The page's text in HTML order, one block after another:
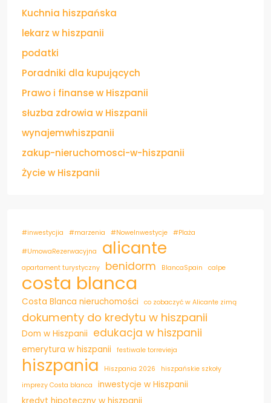
Kuchnia hiszpańska
lekarz w hiszpanii
podatki
Poradniki dla kupujących
Prawo i finanse w Hiszpanii
słuzba zdrowia w Hiszpanii
wynajemwhiszpanii
zakup-nieruchomosci-w-hiszpanii
Życie w Hiszpanii
#inwestycjia #marzenia #NoweInwestycje #Plaża
#UmowaRezerwacyjna alicante
apartament turystyczny benidorm BlancaSpain calpe
costa blanca
Costa Blanca nieruchomości co zobaczyć w Alicante zimą
dokumenty do kredytu w hiszpanii
Dom w Hiszpanii edukacja w hiszpanii
emerytura w hiszpanii festiwale torrevieja
hiszpania Hiszpania 2026
hiszpańskie szkoły
imprezy Costa blanca
inwestycje w Hiszpanii